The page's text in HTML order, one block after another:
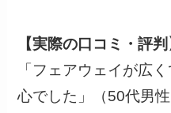
【実際の口コミ・評判
「フェアウェイが広
心でした」（50代男性